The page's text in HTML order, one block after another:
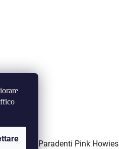
Paradenti Pink Howies